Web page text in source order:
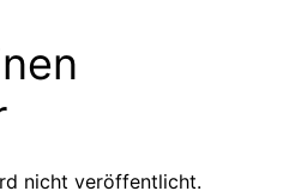
nicht veröffentlicht.